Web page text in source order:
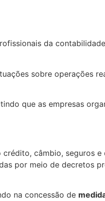
da
sobre operações
que as empresas
câmbio, seguros
por meio de decretos
na concessão de